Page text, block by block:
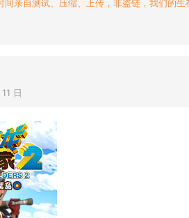
亲自测试、压缩、上传，非盗链，我们的生
日